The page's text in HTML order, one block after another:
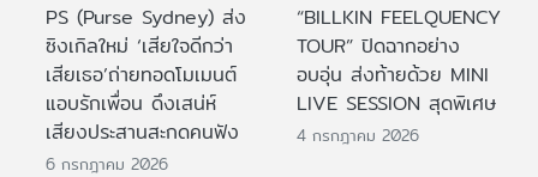
PS (Purse Sydney) ส่ง
ซิงเกิลใหม่ ‘เสียใจดีกว่า
เสียเธอ’ถ่ายทอดโมเมนต์
แอบรักเพื่อน ดึงเสน่ห์
เสียงประสานสะกดคนฟัง
6 กรกฎาคม 2026
“BILLKIN FEELQUENCY
TOUR” ปิดฉากอย่าง
อบอุ่น ส่งท้ายด้วย MINI
LIVE SESSION สุดพิเศษ
4 กรกฎาคม 2026